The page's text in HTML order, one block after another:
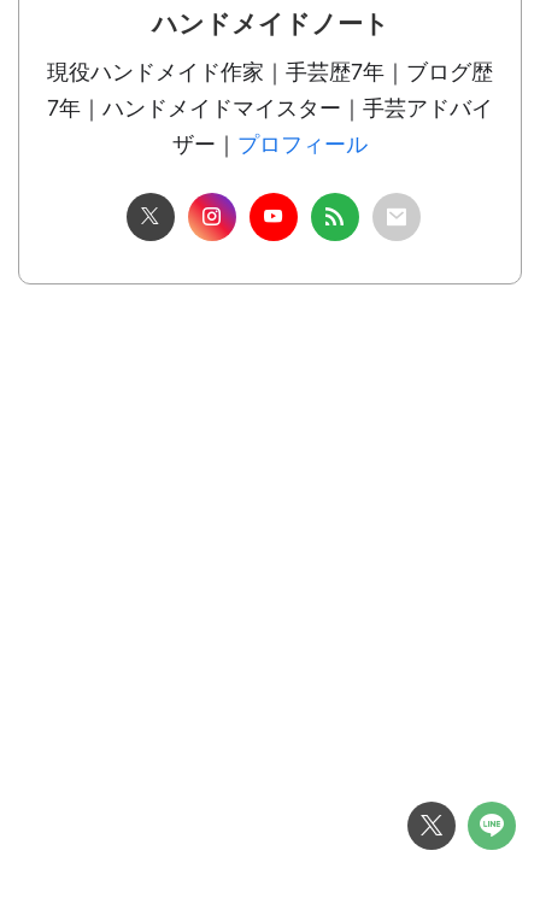
ハンドメイドノート
現役ハンドメイド作家｜手芸歴7年｜ブログ歴
7年｜ハンドメイドマイスター｜手芸アドバイ
ザー｜ プロフィール